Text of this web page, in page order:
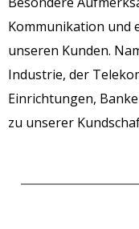
Kommunikation und
unseren Kunden.
Industrie, der
Einrichtungen,
zu unserer